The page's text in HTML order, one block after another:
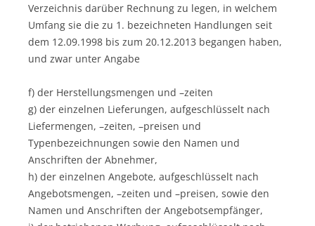
Verzeichnis darüber Rechnung zu legen, in welchem
Umfang sie die zu 1. bezeichneten Handlungen seit
dem 12.09.1998 bis zum 20.12.2013 begangen haben,
und zwar unter Angabe
f) der Herstellungsmengen und –zeiten
g) der einzelnen Lieferungen, aufgeschlüsselt nach
Liefermengen, –zeiten, –preisen und
Typenbezeichnungen sowie den Namen und
Anschriften der Abnehmer,
h) der einzelnen Angebote, aufgeschlüsselt nach
Angebotsmengen, –zeiten und –preisen, sowie den
Namen und Anschriften der Angebotsempfänger,